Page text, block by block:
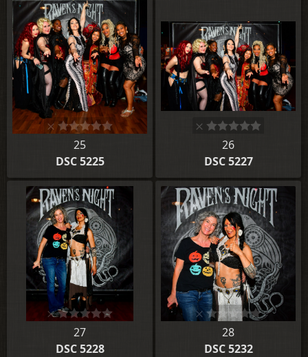
25
DSC 5225
26
DSC 5227
27
DSC 5228
28
DSC 5232